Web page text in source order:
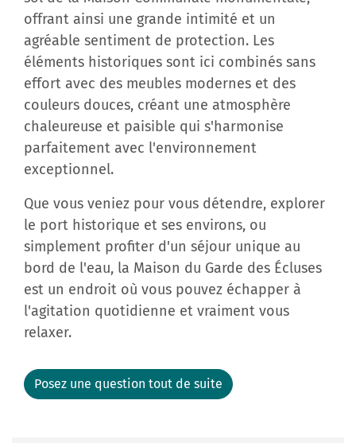
offrant ainsi une grande intimité et un
agréable sentiment de protection. Les
éléments historiques sont ici combinés sans
effort avec des meubles modernes et des
couleurs douces, créant une atmosphère
chaleureuse et paisible qui s'harmonise
parfaitement avec l'environnement
exceptionnel.
Que vous veniez pour vous détendre, explorer
le port historique et ses environs, ou
simplement profiter d'un séjour unique au
bord de l'eau, la Maison du Garde des Écluses
est un endroit où vous pouvez échapper à
l'agitation quotidienne et vraiment vous
relaxer.
Posez une question tout de suite